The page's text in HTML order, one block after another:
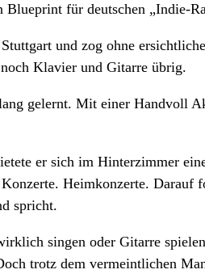
für deutschen „Indie-
und zog ohne
Klavier und Gitarre übrig.
gelernt. Mit einer Handvoll
er sich im Hinterzimmer
Heimkonzerte.
spricht.
singen oder Gitarre
trotz dem vermeintlichen